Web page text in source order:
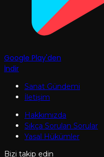
Google Play'den
İndir
Sanat Gündemi
İletişim
Hakkımızda
Sıkça Sorulan Sorular
Yasal Hükümler
Bizi takip edin